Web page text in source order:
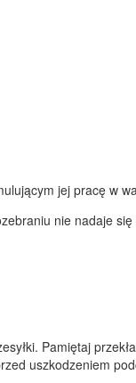
jej pracę w
nie nadaje
Pamiętaj
uszkodzeniem